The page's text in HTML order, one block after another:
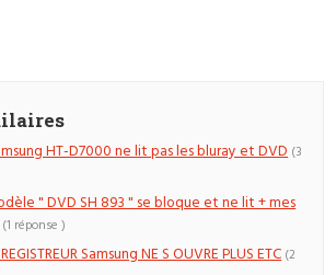
HT-D7000 ne lit pas les bluray et DVD (3
" DVD SH 893 " se bloque et ne lit + mes
(1 réponse )
Samsung NE S OUVRE PLUS ETC (2